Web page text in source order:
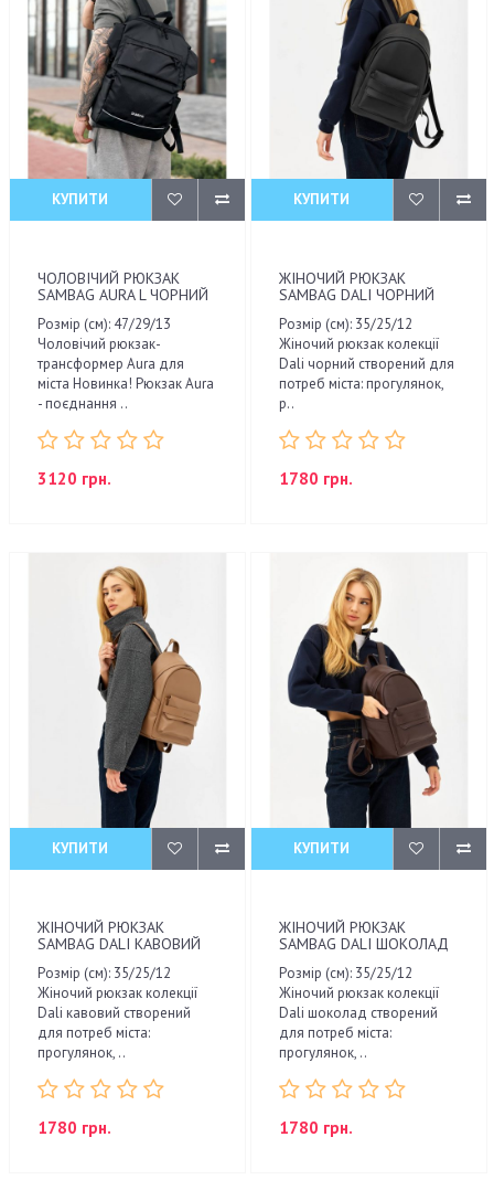
КУПИТИ
ЧОЛОВІЧИЙ РЮКЗАК
SAMBAG AURA L ЧОРНИЙ
Розмір (см): 47/29/13
Чоловічий рюкзак-
трансформер Aura для
міста Новинка! Рюкзак Aura
- поєднання ..
3120 грн.
КУПИТИ
ЖІНОЧИЙ РЮКЗАК
SAMBAG DALI ЧОРНИЙ
Розмір (см): 35/25/12
Жіночий рюкзак колекції
Dali чорний створений для
потреб міста: прогулянок,
р..
1780 грн.
КУПИТИ
ЖІНОЧИЙ РЮКЗАК
SAMBAG DALI КАВОВИЙ
Розмір (см): 35/25/12
Жіночий рюкзак колекції
Dali кавовий створений
для потреб міста:
прогулянок, ..
1780 грн.
КУПИТИ
ЖІНОЧИЙ РЮКЗАК
SAMBAG DALI ШОКОЛАД
Розмір (см): 35/25/12
Жіночий рюкзак колекції
Dali шоколад створений
для потреб міста:
прогулянок, ..
1780 грн.